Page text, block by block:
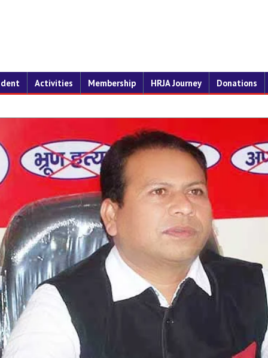
Activities Membership HRJA Journey Donations